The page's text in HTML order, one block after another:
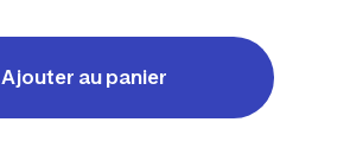
Ajouter au panier